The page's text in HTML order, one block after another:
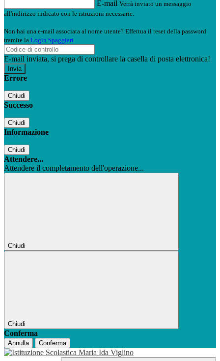
E-mail Verrà inviato un messaggio
all'indirizzo indicato con le istruzioni necessarie.
Non hai una e-mail associata al nome utente? Effettua il reset della password
tramite la Login Spaggiari
E-mail inviata, si prega di controllare la casella di posta elettronica!
Errore
Chiudi
Successo
Chiudi
Informazione
Chiudi
Attendere...
Attendere il completamento dell'operazione...
Chiudi
Chiudi
Conferma
Annulla Conferma